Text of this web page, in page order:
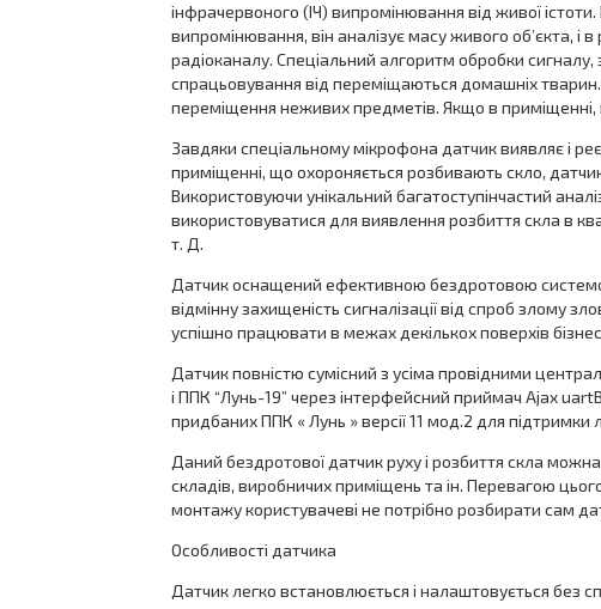
інфрачервоного (ІЧ) випромінювання від живої
випромінювання, він аналізує масу живого об’єкта, і
радіоканалу. Спеціальний алгоритм обробки сигналу,
спрацьовування від переміщаються домашніх
переміщення неживих предметів. Якщо в приміщенні,
Завдяки спеціальному мікрофона датчик виявляє і
приміщенні, що охороняється розбивають скло,
Використовуючи унікальний багатоступінчастий
використовуватися для виявлення розбиття скла в
т. Д.
Датчик оснащений ефективною бездротовою
відмінну захищеність сигналізації від спроб злому
успішно працювати в межах декількох поверхів
Датчик повністю сумісний з усіма провідними
і ППК “Лунь-19” через інтерфейсний приймач Ajax
придбаних ППК « Лунь » версії 11 мод.2 для підтримки
Даний бездротової датчик руху і розбиття скла
складів, виробничих приміщень та ін. Перевагою
монтажу користувачеві не потрібно розбирати сам
Особливості датчика
Датчик легко встановлюється і налаштовується без